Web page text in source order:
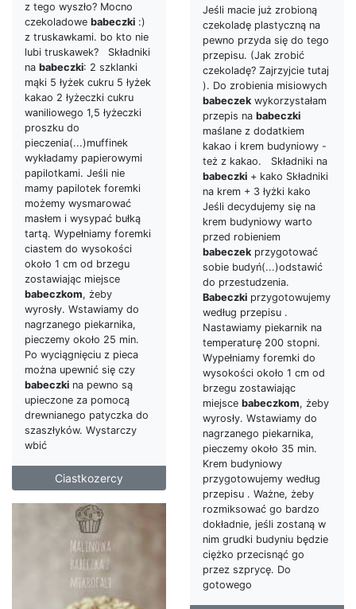
z tego wyszło? Mocno
czekoladowe babeczki :)
z truskawkami. bo kto nie
lubi truskawek? Składniki
na babeczki: 2 szklanki
mąki 5 łyżek cukru 5 łyżek
kakao 2 łyżeczki cukru
waniliowego 1,5 łyżeczki
proszku do
pieczenia(...)muffinek
wykładamy papierowymi
papilotkami. Jeśli nie
mamy papilotek foremki
możemy wysmarować
masłem i wysypać bułką
tartą. Wypełniamy foremki
ciastem do wysokości
około 1 cm od brzegu
zostawiając miejsce
babeczkom, żeby
wyrosły. Wstawiamy do
nagrzanego piekarnika,
pieczemy około 25 min.
Po wyciągnięciu z pieca
można upewnić się czy
babeczki na pewno są
upieczone za pomocą
drewnianego patyczka do
szaszłyków. Wystarczy
wbić
Ciastkozercy
Jeśli macie już zrobioną
czekoladę plastyczną na
pewno przyda się do tego
przepisu. (Jak zrobić
czekoladę? Zajrzyjcie tutaj
). Do zrobienia misiowych
babeczekwykorzystałam
przepis na babeczki
maślane z dodatkiem
kakao i krem budyniowy -
też z kakao. Składniki na
babeczki + kako Składniki
na krem + 3 łyżki kako
Jeśli decydujemy się na
krem budyniowy warto
przed robieniem
babeczekprzygotować
sobie budyń(...)odstawić
do przestudzenia.
Babeczki przygotowujemy
według przepisu .
Nastawiamy piekarnik na
temperaturę 200 stopni.
Wypełniamy foremki do
wysokości około 1 cm od
brzegu zostawiając
miejsce babeczkom, żeby
wyrosły. Wstawiamy do
nagrzanego piekarnika,
pieczemy około 35 min.
Krem budyniowy
przygotowujemy według
przepisu . Ważne, żeby
rozmiksować go bardzo
dokładnie, jeśli zostaną w
nim grudki budyniu będzie
ciężko przecisnąć go
przez szprycę. Do
gotowego